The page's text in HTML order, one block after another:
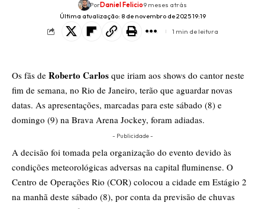
Última atualização: 8 de novembro de 2025 19:19
PorDaniel Felicio9 meses atrás
1 min de leitura
Os fãs de Roberto Carlos que iriam aos shows do cantor neste
fim de semana, no Rio de Janeiro, terão que aguardar novas
datas. As apresentações, marcadas para este sábado (8) e
domingo (9) na Brava Arena Jockey, foram adiadas.
- Publicidade -
A decisão foi tomada pela organização do evento devido às
condições meteorológicas adversas na capital fluminense. O
Centro de Operações Rio (COR) colocou a cidade em Estágio 2
na manhã deste sábado (8), por conta da previsão de chuvas